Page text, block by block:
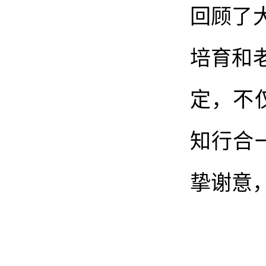
回顾了
培育和
定，不
知行合
挚谢意